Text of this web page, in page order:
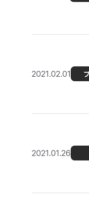
2021.02.01
2021.01.26